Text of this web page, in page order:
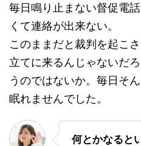
毎日鳴り止まない督促電
くて連絡が出来ない。
このままだと裁判を起こ
立てに来るんじゃないだ
うのではないか。毎日そ
眠れませんでした。
何とかなると